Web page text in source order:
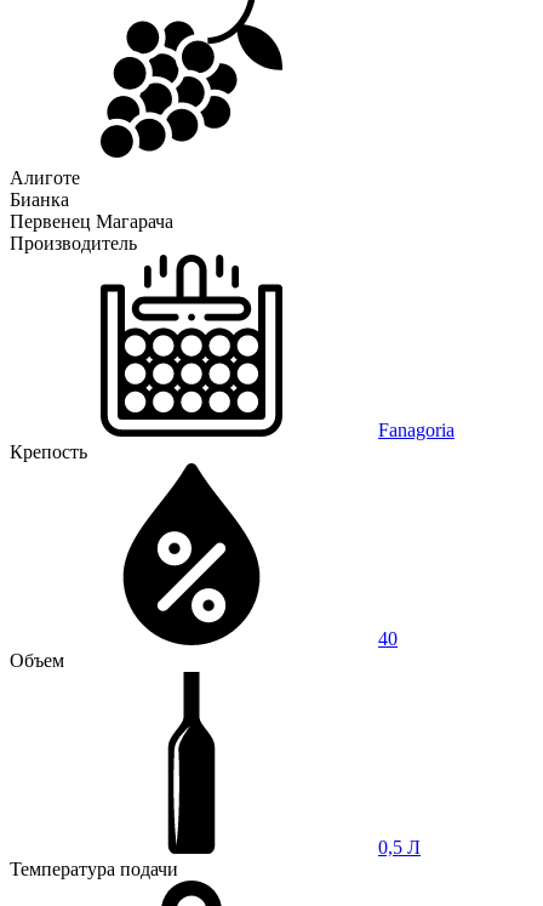
Алиготе
Бианка
Первенец Магарача
Производитель
Fanagoria
Крепость
40
Объем
0,5 Л
Температура подачи